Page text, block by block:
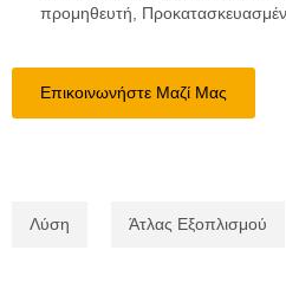
προμηθευτή,
Επικοινωνήστε Μαζί Μας
Λύση Άτλας Εξοπλισμού